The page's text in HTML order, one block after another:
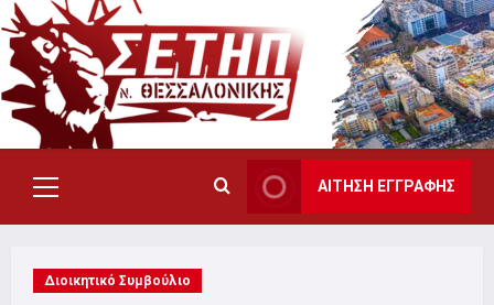
Skip
to
content
Primary
Menu
ΑΙΤΗΣΗ ΕΓΓΡΑΦΗΣ
Διοικητικό Συμβούλιο